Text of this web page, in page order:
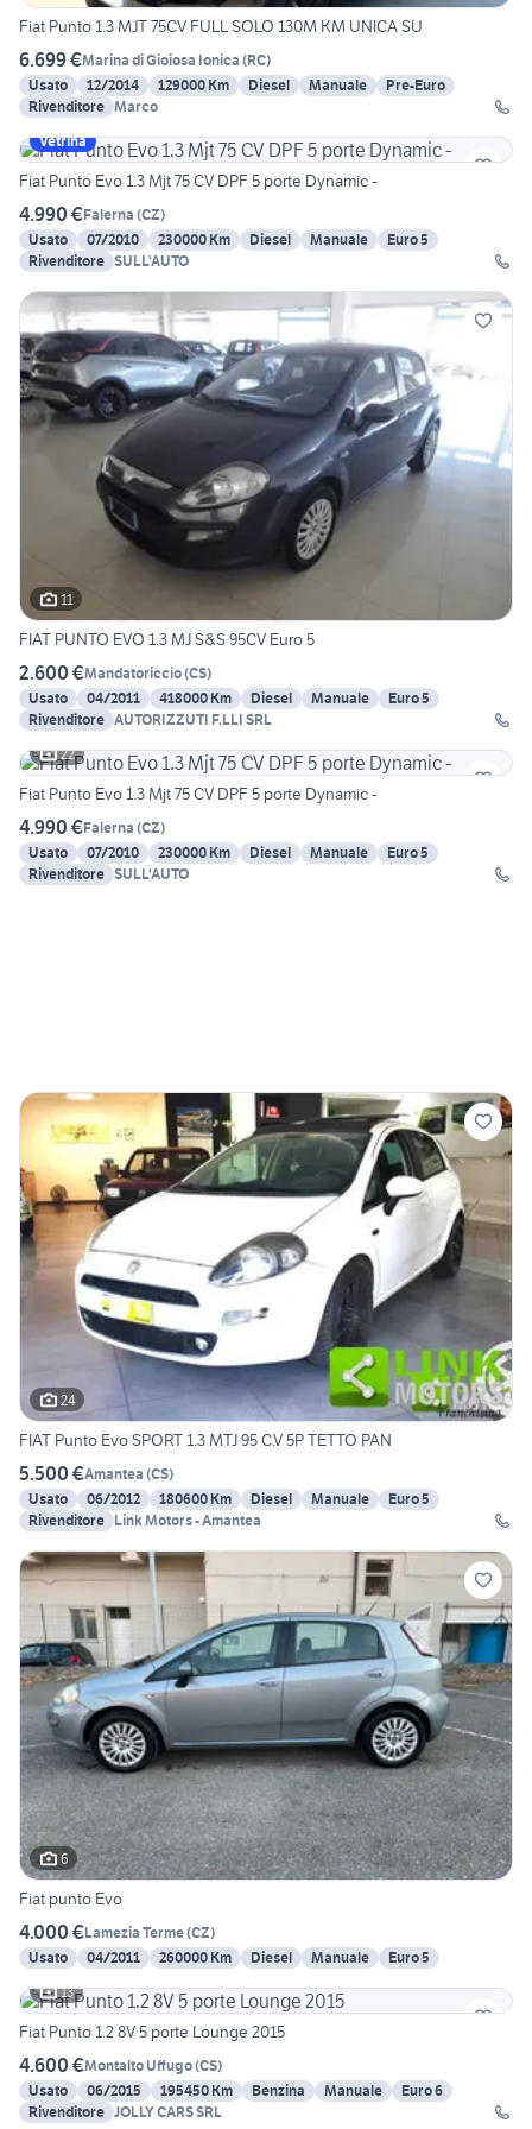
Fiat Punto 1.3 MJT 75CV FULL SOLO 130M KM UNICA SU
6.699 €Marina di Gioiosa Ionica (RC)
Usato
12/2014 129000 Km Diesel Manuale
Pre-Euro
Rivenditore Marco
Vetrina
Fiat Punto Evo 1.3 Mjt 75 CV DPF 5 porte Dynamic -
4.990 €Falerna (CZ)
Usato
07/2010 230000 Km Diesel Manuale
Euro 5
Rivenditore SULL'AUTO
11
FIAT PUNTO EVO 1.3 MJ S&S 95CV Euro 5
2.600 €Mandatoriccio(CS)
Usato
04/2011 418000 Km Diesel Manuale
Euro 5
Rivenditore AUTORIZZUTI F.LLI SRL
22
Fiat Punto Evo 1.3 Mjt 75 CV DPF 5 porte Dynamic -
4.990 €Falerna (CZ)
Usato
07/2010 230000 Km Diesel Manuale
Euro 5
Rivenditore SULL'AUTO
24
FIAT Punto Evo SPORT 1.3 MTJ 95 C.V 5P TETTO PAN
5.500 €Amantea (CS)
Usato
06/2012 180600 Km Diesel Manuale
Euro 5
Rivenditore Link Motors - Amantea
6
Fiat punto Evo
4.000 €Lamezia Terme(CZ)
Usato
04/2011 260000 Km Diesel Manuale
Euro 5
13
Fiat Punto 1.2 8V 5 porte Lounge 2015
4.600 €Montalto Uffugo(CS)
Usato
06/2015 195450 Km Benzina Manuale
Euro 6
Rivenditore JOLLY CARS SRL